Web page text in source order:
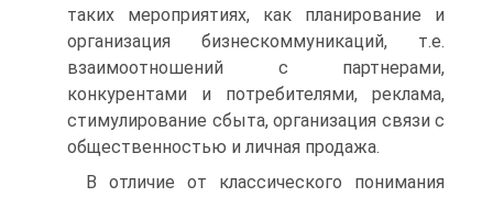
таких мероприятиях, как планирование и
организация бизнескоммуникаций, т.е.
взаимоотношений с партнерами,
конкурентами и потребителями, реклама,
стимулирование сбыта, организация связи с
общественностью и личная продажа.
В отличие от классического понимания